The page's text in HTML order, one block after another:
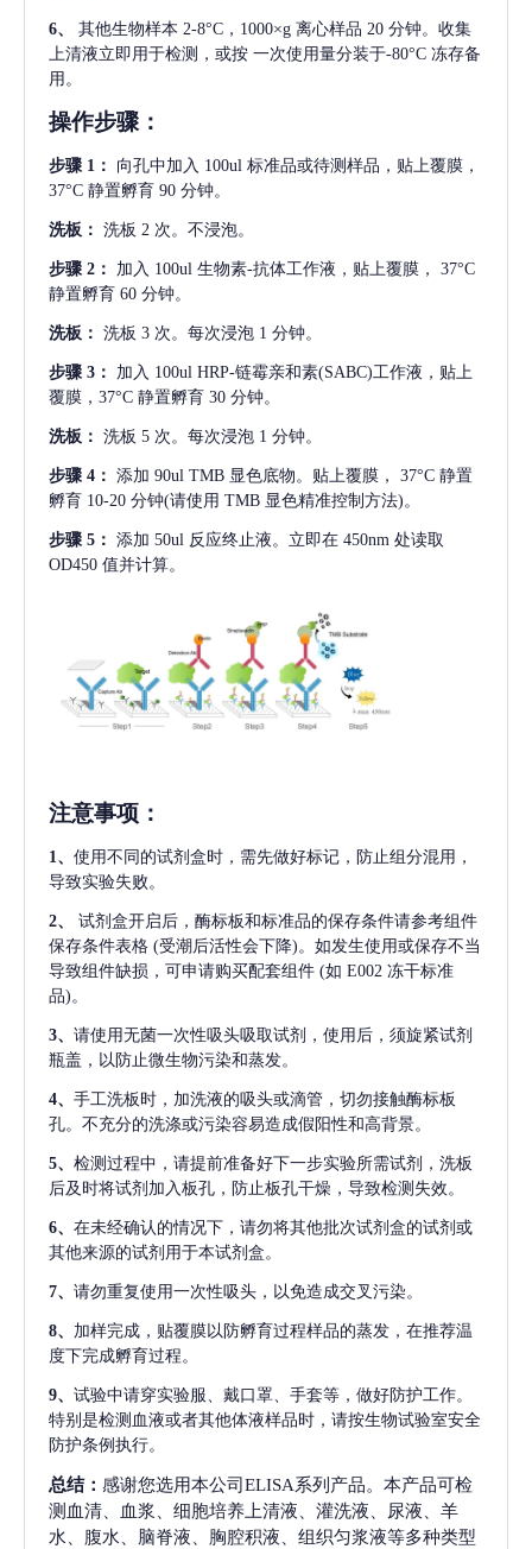
6、 其他生物样本 2-8°C，1000×g 离心样品 20 分钟。收集
上清液立即用于检测，或按 一次使用量分装于-80°C 冻存备
用。
操作步骤：
步骤 1： 向孔中加入 100ul 标准品或待测样品，贴上覆膜，
37°C 静置孵育 90 分钟。
洗板： 洗板 2 次。不浸泡。
步骤 2： 加入 100ul 生物素-抗体工作液，贴上覆膜， 37°C
静置孵育 60 分钟。
洗板： 洗板 3 次。每次浸泡 1 分钟。
步骤 3： 加入 100ul HRP-链霉亲和素(SABC)工作液，贴上
覆膜，37°C 静置孵育 30 分钟。
洗板： 洗板 5 次。每次浸泡 1 分钟。
步骤 4： 添加 90ul TMB 显色底物。贴上覆膜， 37°C 静置
孵育 10-20 分钟(请使用 TMB 显色精准控制方法)。
步骤 5： 添加 50ul 反应终止液。立即在 450nm 处读取
OD450 值并计算。
注意事项 ：
1、 使用不同的试剂盒时，需先做好标记，防止组分混用，
导致实验失败。
2、
试剂盒开启后，酶标板和标准品的保存条件请参考组件
保存条件表格 (受潮后活性会下降)。如发生使用或保存不当
导致组件缺损，可申请购买配套组件 (如 E002 冻干标准
品)。
3、 请使用无菌一次性吸头吸取试剂，使用后，须旋紧试剂
瓶盖，以防止微生物污染和蒸发。
4、 手工洗板时，加洗液的吸头或滴管，切勿接触酶标板
孔。不充分的洗涤或污染容易造成假阳性和高背景。
5、 检测过程中，请提前准备好下一步实验所需试剂，洗板
后及时将试剂加入板孔，防止板孔干燥，导致检测失效。
6、 在未经确认的情况下，请勿将其他批次试剂盒的试剂或
其他来源的试剂用于本试剂盒。
7、 请勿重复使用一次性吸头，以免造成交叉污染。
8、 加样完成，贴覆膜以防孵育过程样品的蒸发，在推荐温
度下完成孵育过程。
9、 试验中请穿实验服、戴口罩、手套等，做好防护工作。
特别是检测血液或者其他体液样品时，请按生物试验室安全
防护条例执行。
总结： 感谢您选用本公司ELISA系列产品。本产品可检
测血清、血浆、细胞培养上清液、灌洗液、尿液、羊
水、腹水、脑脊液、胸腔积液、组织匀浆液等多种类型